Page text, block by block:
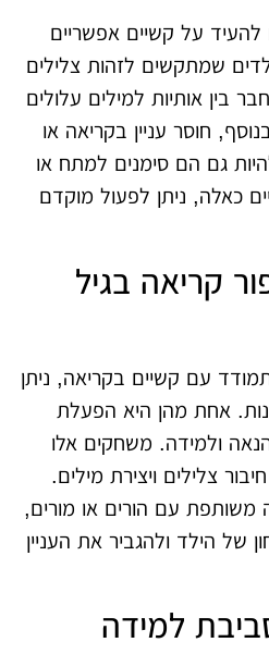
להעיד על קשיים אפשריים
שמתקשים לזהות צלילים
בין אותיות למילים עלולים
חוסר עניין בקריאה או
גם הם סימנים למתח או
כאלה, ניתן לפעול מוקדם
קריאה בגיל
עם קשיים בקריאה, ניתן
אחת מהן היא הפעלת
ולמידה. משחקים אלו
צלילים ויצירת מילים.
עם הורים או מורים,
של הילד ולהגביר את העניין
למידה